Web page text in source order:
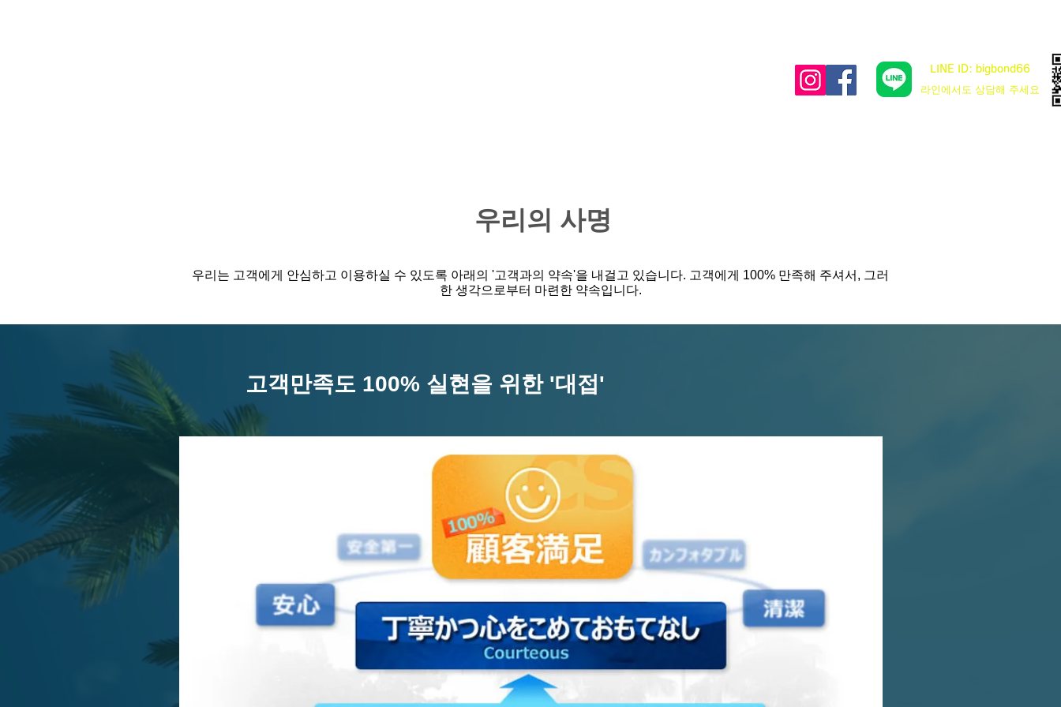
LINE ID: bigbond66
​라인에서도 상담해 주세요
​우리의 사명
우리는 고객에게 안심하고 이용하실 수 있도록 아래의 '고객과의 약속'을 내걸고 있습니다. 고객에게 100% 만족해 주셔서, 그러
한 생각으로부터 마련한 약속입니다.
고객만족도 100% 실현을 위한 '대접'